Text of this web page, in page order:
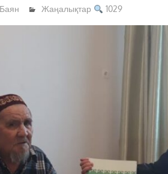
Баян Жаңалықтар 1029